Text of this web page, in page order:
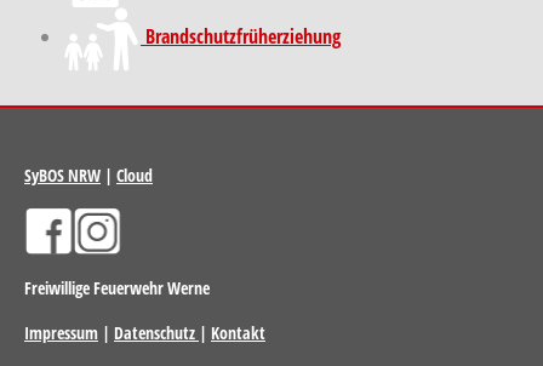
Brand­schutz­früh­erziehung
SyBOS NRW | Cloud
Freiwillige Feuerwehr Werne
Impressum | Datenschutz | Kontakt